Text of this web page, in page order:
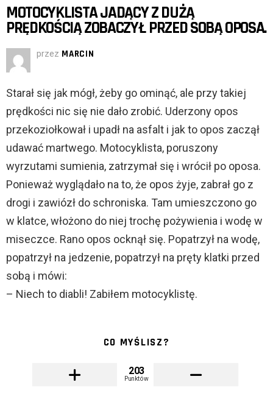
MOTOCYKLISTA JADĄCY Z DUŻĄ
PRĘDKOŚCIĄ ZOBACZYŁ PRZED SOBĄ OPOSA.
przez MARCIN
Starał się jak mógł, żeby go ominąć, ale przy takiej
prędkości nic się nie dało zrobić. Uderzony opos
przekoziołkował i upadł na asfalt i jak to opos zaczął
udawać martwego. Motocyklista, poruszony
wyrzutami sumienia, zatrzymał się i wrócił po oposa.
Ponieważ wyglądało na to, że opos żyje, zabrał go z
drogi i zawiózł do schroniska. Tam umieszczono go
w klatce, włożono do niej trochę pożywienia i wodę w
miseczce. Rano opos ocknął się. Popatrzył na wodę,
popatrzył na jedzenie, popatrzył na pręty klatki przed
sobą i mówi:
– Niech to diabli! Zabiłem motocyklistę.
CO MYŚLISZ?
203
Punktów